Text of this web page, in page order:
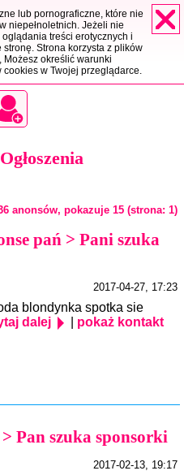
lub pornograficzne, które nie
niepełnoletnich. Jeżeli nie
treści erotycznych i
Strona korzysta z plików
, Możesz określić warunki
w Twojej przeglądarce.
anonsów, pokazuje 15 (strona: 1)
pań > Pani szuka
2017-04-27, 17:23
blondynka spotka sie
dalej pokaż kontakt
Pan szuka sponsorki
2017-02-13, 19:17